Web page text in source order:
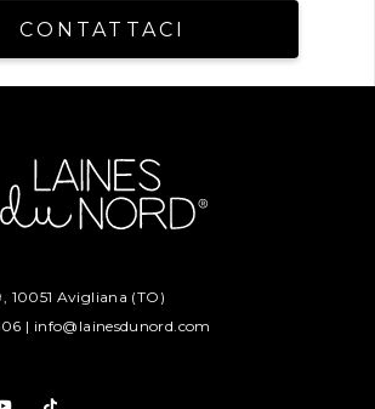
CONTATTACI
10051 Avigliana (TO)
| info@lainesdunord.com